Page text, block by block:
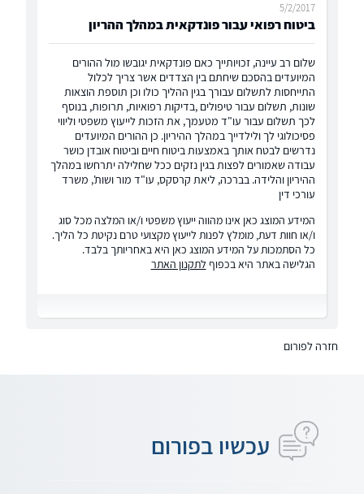
ביטוח רפואי עבור פונדקאית במהלך ההריון
5/2/2017
שלום רב עיינה, זכויותייך כאם פונדקאית יגובשו מול ההורים
המיועדים בהסכם שיחתם בין הצדדים אשר צריך לכלול
התייחסות לתשלום עבורך בגין ההליך כולו וכן תוספת הוצאות
שונות, תשלום עבור טיפולים ,בדיקות רפואיות, תרופות, בנוסף
לכך תשלום עבור עו"ד מטעמך, את הזכות לייעוץ משפטי וליווי
פסיכולוגי לך ולילדייך במהלך ההיריון. כן ההורים המיועדים
נדרשים לבטח אותך באמצעות ביטוח חיים וביטוח אובדן כושר
עבודה שאמורים לפצות בגין נזקים ככל שחלילה יתרחשו במהלך
ההיריון והלידה. בברכה, ליאת קרסקס, עו"ד מור ושות', משרד
עורכי דין
המידע המוצג כאן אינו מהווה ייעוץ משפטי ו/או המלצה מכל סוג
ו/או חוות דעת, מומלץ לפנות לייעוץ מקצועי טרם נקיטת כל הליך.
כל הסתמכות על המידע המוצג כאן היא באחריותך בלבד.
הגלישה באתר היא בכפוף לתקנון האתר
חזרה לפורום
עכשיו בפורום